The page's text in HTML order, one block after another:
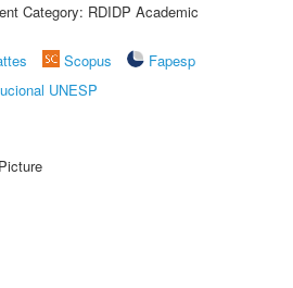
Category: RDIDP Academic
Scopus
Fapesp
UNESP